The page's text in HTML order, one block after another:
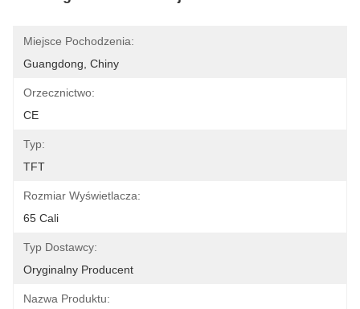
Miejsce Pochodzenia:
Guangdong, Chiny
Orzecznictwo:
CE
Typ:
TFT
Rozmiar Wyświetlacza:
65 Cali
Typ Dostawcy:
Oryginalny Producent
Nazwa Produktu: